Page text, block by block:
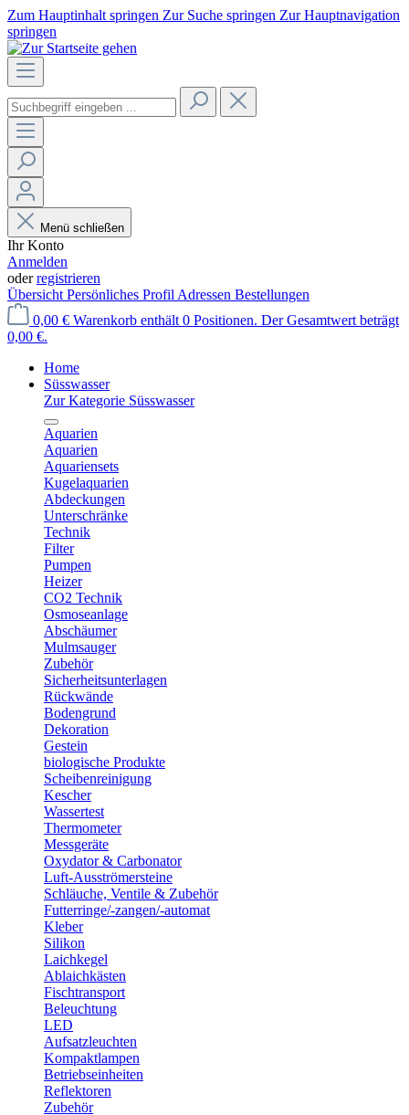
Zum Hauptinhalt springen Zur Suche springen Zur Hauptnavigation
springen
Menü schließen
Ihr Konto
Anmelden
oderregistrieren
Übersicht Persönliches Profil Adressen Bestellungen
0,00 € Warenkorb enthält 0 Positionen. Der Gesamtwert beträgt
0,00 €.
Home
Süsswasser
Zur Kategorie Süsswasser
Aquarien
Aquarien
Aquariensets
Kugelaquarien
Abdeckungen
Unterschränke
Technik
Filter
Pumpen
Heizer
CO2 Technik
Osmoseanlage
Abschäumer
Mulmsauger
Zubehör
Sicherheitsunterlagen
Rückwände
Bodengrund
Dekoration
Gestein
biologische Produkte
Scheibenreinigung
Kescher
Wassertest
Thermometer
Messgeräte
Oxydator & Carbonator
Luft-Ausströmersteine
Schläuche, Ventile & Zubehör
Futterringe/-zangen/-automat
Kleber
Silikon
Laichkegel
Ablaichkästen
Fischtransport
Beleuchtung
LED
Aufsatzleuchten
Kompaktlampen
Betriebseinheiten
Reflektoren
Zubehör